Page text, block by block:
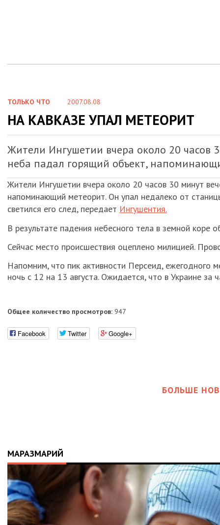
ТОЛЬКО ЧТО 2007.08.08
НА КАВКАЗЕ УПАЛ МЕТЕОРИТ
Жители Ингушетии вчера около 20 часов
неба падал горящий объект,
Жители Ингушетии вчера около 20 часов 30 минут
напоминающий метеорит. Он упал недалеко от
светился его след, передает Ингушентия.
В результате падения небесного тела в земной коре
Сейчас место происшествия оцеплено милицией.
Напомним, что пик активности Персеид, ежегодного
ночь с 12 на 13 августа. Ожидается, что в Украине
Общее количество просмотров: 947
Facebook Twitter Google+
БОЛЬШЕ
МАРАЗМАРИЙ